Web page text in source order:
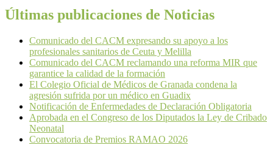
Últimas publicaciones de Noticias
Comunicado del CACM expresando su apoyo a los
profesionales sanitarios de Ceuta y Melilla
Comunicado del CACM reclamando una reforma MIR que
garantice la calidad de la formación
El Colegio Oficial de Médicos de Granada condena la
agresión sufrida por un médico en Guadix
Notificación de Enfermedades de Declaración Obligatoria
Aprobada en el Congreso de los Diputados la Ley de Cribado
Neonatal
Convocatoria de Premios RAMAO 2026